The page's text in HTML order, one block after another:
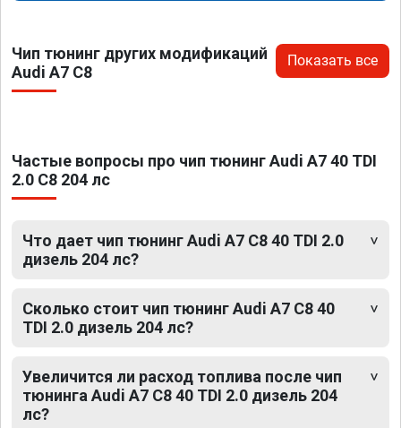
Чип тюнинг других модификаций
Audi A7 C8
Показать все
Частые вопросы про чип тюнинг Audi A7 40 TDI
2.0 C8 204 лс
Что дает чип тюнинг Audi A7 C8 40 TDI 2.0
дизель 204 лс?
Сколько стоит чип тюнинг Audi A7 C8 40
TDI 2.0 дизель 204 лс?
Увеличится ли расход топлива после чип
тюнинга Audi A7 C8 40 TDI 2.0 дизель 204
лс?